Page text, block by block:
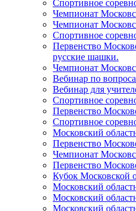
Спортивное
Чемпионат
Чемпионат
Спортивное
Первенство
русские шашки.
Чемпионат
Вебинар по
Вебинар для
Спортивное
Первенство
Спортивное
Московский
Первенство
Чемпионат
Первенство
Кубок Московской
Московский
Московский
Московский